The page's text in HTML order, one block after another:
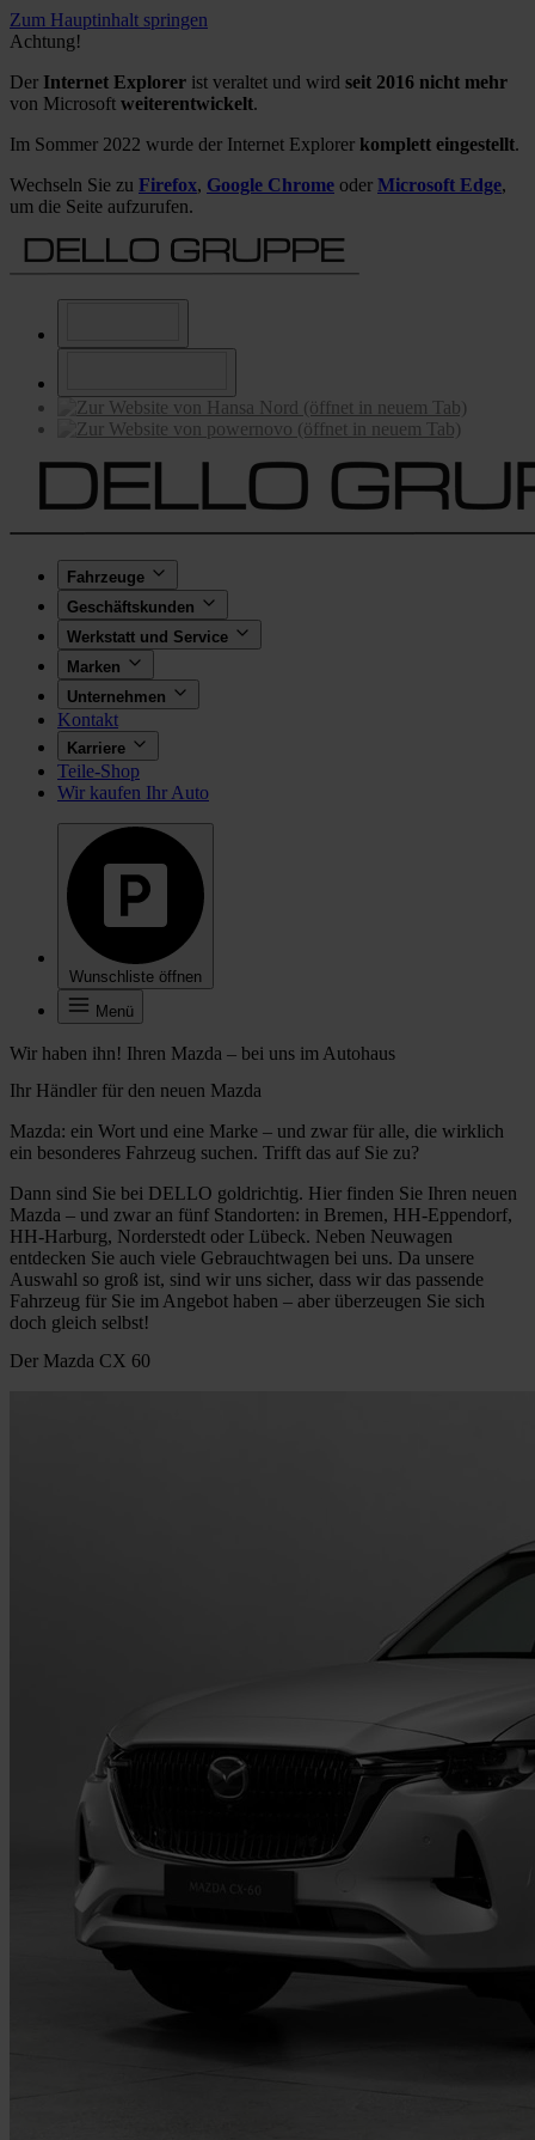
Zum Hauptinhalt springen
Achtung!
Der Internet Explorer ist veraltet und wird seit 2016 nicht mehr
von Microsoft weiterentwickelt.
Im Sommer 2022 wurde der Internet Explorer komplett eingestellt.
Wechseln Sie zu Firefox, Google Chrome oder Microsoft Edge,
um die Seite aufzurufen.
Fahrzeuge
Geschäftskunden
Werkstatt und Service
Marken
Unternehmen
Kontakt
Karriere
Teile-Shop
Wir kaufen Ihr Auto
Wunschliste öffnen
Menü
Wir haben ihn! Ihren Mazda – bei uns im Autohaus
Ihr Händler für den neuen Mazda
Mazda: ein Wort und eine Marke – und zwar für alle, die wirklich
ein besonderes Fahrzeug suchen. Trifft das auf Sie zu?
Dann sind Sie bei DELLO goldrichtig. Hier finden Sie Ihren neuen
Mazda – und zwar an fünf Standorten: in Bremen, HH-Eppendorf,
HH-Harburg, Norderstedt oder Lübeck. Neben Neuwagen
entdecken Sie auch viele Gebrauchtwagen bei uns. Da unsere
Auswahl so groß ist, sind wir uns sicher, dass wir das passende
Fahrzeug für Sie im Angebot haben – aber überzeugen Sie sich
doch gleich selbst!
Der Mazda CX 60